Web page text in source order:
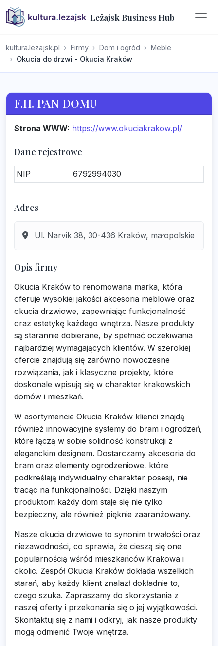
Leżajsk Business Hub
kultura.lezajsk.pl Firmy Dom i ogród
Meble
Okucia do drzwi - Okucia Kraków
F.H. PAN DOMU
Strona WWW: https://www.okuciakrakow.pl/
Dane rejestrowe
NIP 6792994030
Adres
Ul. Narvik 38, 30-436 Kraków, małopolskie
Opis firmy
Okucia Kraków to renomowana marka, która
oferuje wysokiej jakości akcesoria meblowe oraz
okucia drzwiowe, zapewniając funkcjonalność
oraz estetykę każdego wnętrza. Nasze produkty
są starannie dobierane, by spełniać oczekiwania
najbardziej wymagających klientów. W szerokiej
ofercie znajdują się zarówno nowoczesne
rozwiązania, jak i klasyczne projekty, które
doskonale wpisują się w charakter krakowskich
domów i mieszkań.
W asortymencie Okucia Kraków klienci znajdą
również innowacyjne systemy do bram i ogrodzeń,
które łączą w sobie solidność konstrukcji z
eleganckim designem. Dostarczamy akcesoria do
bram oraz elementy ogrodzeniowe, które
podkreślają indywidualny charakter posesji, nie
tracąc na funkcjonalności. Dzięki naszym
produktom każdy dom staje się nie tylko
bezpieczny, ale również pięknie zaaranżowany.
Nasze okucia drzwiowe to synonim trwałości oraz
niezawodności, co sprawia, że cieszą się one
popularnością wśród mieszkańców Krakowa i
okolic. Zespół Okucia Kraków dokłada wszelkich
starań, aby każdy klient znalazł dokładnie to,
czego szuka. Zapraszamy do skorzystania z
naszej oferty i przekonania się o jej wyjątkowości.
Skontaktuj się z nami i odkryj, jak nasze produkty
mogą odmienić Twoje wnętrza.